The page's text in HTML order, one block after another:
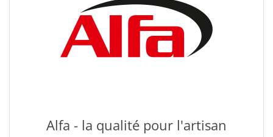
Alfa - la qualité pour l'artisan